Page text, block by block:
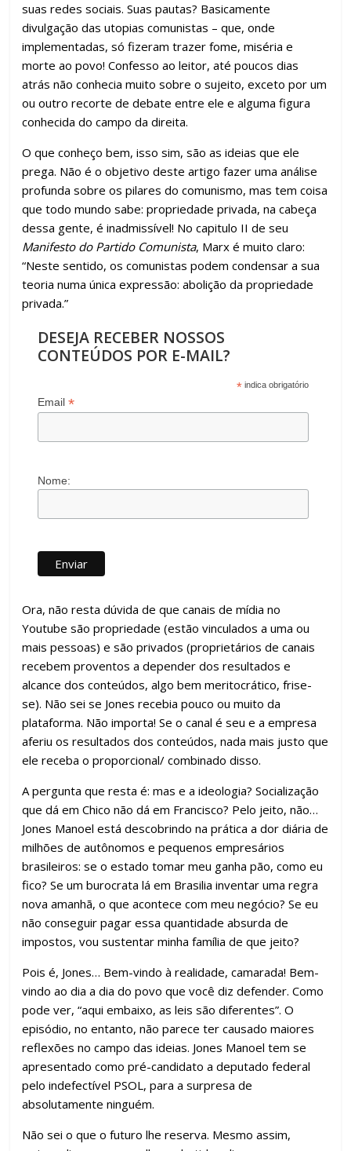
suas redes sociais. Suas pautas? Basicamente
divulgação das utopias comunistas – que, onde
implementadas, só fizeram trazer fome, miséria e
morte ao povo! Confesso ao leitor, até poucos dias
atrás não conhecia muito sobre o sujeito, exceto por um
ou outro recorte de debate entre ele e alguma figura
conhecida do campo da direita.
O que conheço bem, isso sim, são as ideias que ele
prega. Não é o objetivo deste artigo fazer uma análise
profunda sobre os pilares do comunismo, mas tem coisa
que todo mundo sabe: propriedade privada, na cabeça
dessa gente, é inadmissível! No capitulo II de seu
Manifesto do Partido Comunista, Marx é muito claro:
“Neste sentido, os comunistas podem condensar a sua
teoria numa única expressão: abolição da propriedade
privada.”
DESEJA RECEBER NOSSOS
CONTEÚDOS POR E-MAIL?
* indica obrigatório
Email*
Nome:
Ora, não resta dúvida de que canais de mídia no
Youtube são propriedade (estão vinculados a uma ou
mais pessoas) e são privados (proprietários de canais
recebem proventos a depender dos resultados e
alcance dos conteúdos, algo bem meritocrático, frise-
se). Não sei se Jones recebia pouco ou muito da
plataforma. Não importa! Se o canal é seu e a empresa
aferiu os resultados dos conteúdos, nada mais justo que
ele receba o proporcional/ combinado disso.
A pergunta que resta é: mas e a ideologia? Socialização
que dá em Chico não dá em Francisco? Pelo jeito, não…
Jones Manoel está descobrindo na prática a dor diária de
milhões de autônomos e pequenos empresários
brasileiros: se o estado tomar meu ganha pão, como eu
fico? Se um burocrata lá em Brasilia inventar uma regra
nova amanhã, o que acontece com meu negócio? Se eu
não conseguir pagar essa quantidade absurda de
impostos, vou sustentar minha família de que jeito?
Pois é, Jones… Bem-vindo à realidade, camarada! Bem-
vindo ao dia a dia do povo que você diz defender. Como
pode ver, “aqui embaixo, as leis são diferentes”. O
episódio, no entanto, não parece ter causado maiores
reflexões no campo das ideias. Jones Manoel tem se
apresentado como pré-candidato a deputado federal
pelo indefectível PSOL, para a surpresa de
absolutamente ninguém.
Não sei o que o futuro lhe reserva. Mesmo assim,